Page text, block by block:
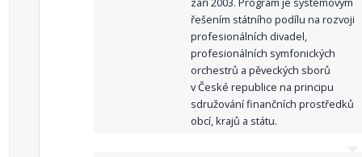
řešením státního podílu na rozvoji
profesionálních divadel,
profesionálních symfonických
orchestrů a pěveckých sborů
v České republice na principu
sdružování finančních prostředků
obcí, krajů a státu.